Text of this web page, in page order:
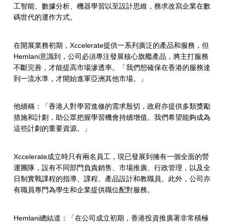
工智能、數據分析、機器學習以至設計思維，務求改寫企業在數
碼世代的運作方式。
在開展業務初期，Xccelerate提供一系列廣泛的產品和服務，但
Hemlani意識到，公司必須專注發展核心旗艦產品，將主打服務
不斷完善，才能提高市場滲透率。「我們想確保在香港的服務達
到一流水準，才開始進軍亞洲其他市場。」
他續稱：「香港人對學習進修的需求殷切，政府亦提供多類獎勵
措施和計劃，助公眾把握學習機會持續增值。我們希望能夠成為
這些計劃的重要資源。」
Xccelerate成立時只有兩名員工，現已發展到擁有一個全面的營
運團隊，設有不同部門負責銷售、市場推廣、行政管理，以及全
日制實戰課程的指導、課程、產品設計和教職員。此外，公司亦
有職員專門為學生和企業提供職位配對服務。
Hemlani總結道：「在公司成立初期，香港投資推廣署非常積極